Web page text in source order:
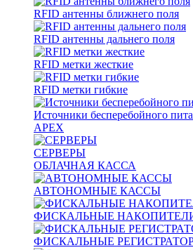
RFID антенны ближнего поля
RFID антенны дальнего поля
RFID метки жесткие
RFID метки гибкие
Источники бесперебойного
APEX
СЕРВЕРЫ
ОБЛАЧНАЯ КАССА
АВТОНОМНЫЕ КАССЫ
ФИСКАЛЬНЫЕ
ФИСКАЛЬНЫЕ